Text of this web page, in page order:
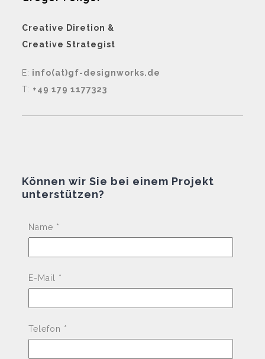
Creative Diretion &
Creative Strategist
E: info(at)gf-designworks.de
T: +49 179 1177323
Können wir Sie bei einem Projekt
unterstützen?
Name *
E-Mail *
Telefon *